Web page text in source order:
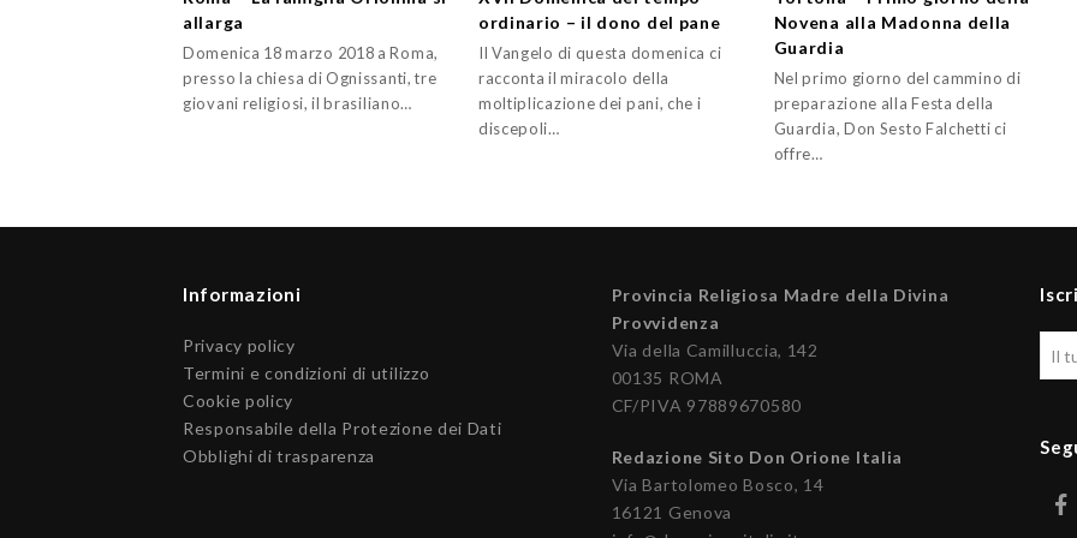
allarga
Domenica 18 marzo 2018 a Roma,
presso la chiesa di Ognissanti, tre
giovani religiosi, il brasiliano…
ordinario – il dono del pane
Il Vangelo di questa domenica ci
racconta il miracolo della
moltiplicazione dei pani, che i
discepoli…
Novena alla Madonna della
Guardia
Nel primo giorno del cammino di
preparazione alla Festa della
Guardia, Don Sesto Falchetti ci
offre…
Informazioni
Privacy policy
Termini e condizioni di utilizzo
Cookie policy
Responsabile della Protezione dei Dati
Obblighi di trasparenza
Provincia Religiosa Madre della Divina
Provvidenza
Via della Camilluccia, 142
00135 ROMA
CF/PIVA 97889670580
Redazione Sito Don Orione Italia
Via Bartolomeo Bosco, 14
16121 Genova